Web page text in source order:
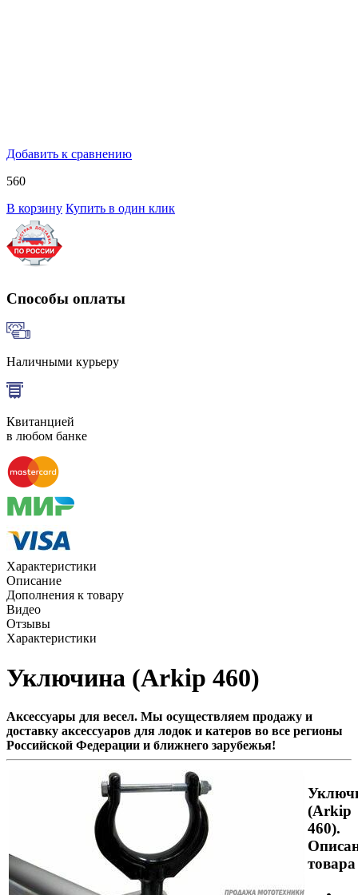
Добавить к сравнению
560
В корзину Купить в один клик
Способы оплаты
Наличными курьеру
Квитанцией
в любом банке
Характеристики
Описание
Дополнения к товару
Видео
Отзывы
Характеристики
Уключина (Arkip 460)
Аксессуары для весел. Мы осуществляем продажу и
доставку аксессуаров для лодок и катеров во все регионы
Российской Федерации и ближнего зарубежья!
(Arkip
460).
товара